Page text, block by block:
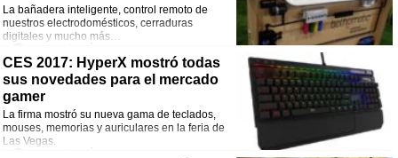
Facebook
Twitter
WhatsApp
Email
La bañadera inteligente, control remoto de
nuestros electrodomésticos, cerraduras
digitales y mucho más…
¡Comparte esta noticia!
Facebook
Twitter
WhatsApp
Email
CES 2017: HyperX mostró todas
sus novedades para el mercado
gamer
La firma mostró su nueva gama de teclados,
mouses, memorias y auriculares en la feria de
Las Vegas.